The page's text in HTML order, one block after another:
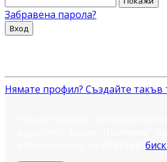
Забравена парола?
Вход
Нямате профил? Създайте такъв